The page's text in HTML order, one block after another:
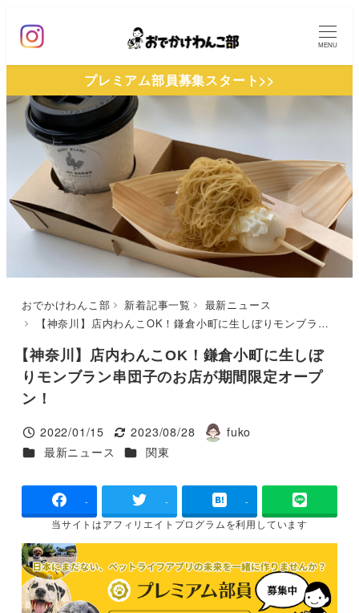
ン
ン
へ
移
MENU
プレミアム部員募集スタート>>
おでかけわんこ部 新着記事一覧
最新ニュース
【神奈川】店内わんこOK！鎌倉小町に生しぼりモンブラン串団子のお店が期間限定オープン！
【神奈川】店内わんこOK！鎌倉小町に生しぼ
りモンブラン串団子のお店が期間限定オープ
ン！
投稿日
2022/01/15
更新日
2023/08/28
著
fuko
カテゴリー
最新ニュース カテゴリー
関東
- - -
当サイトはアフィリエイトプログラムを利用しています